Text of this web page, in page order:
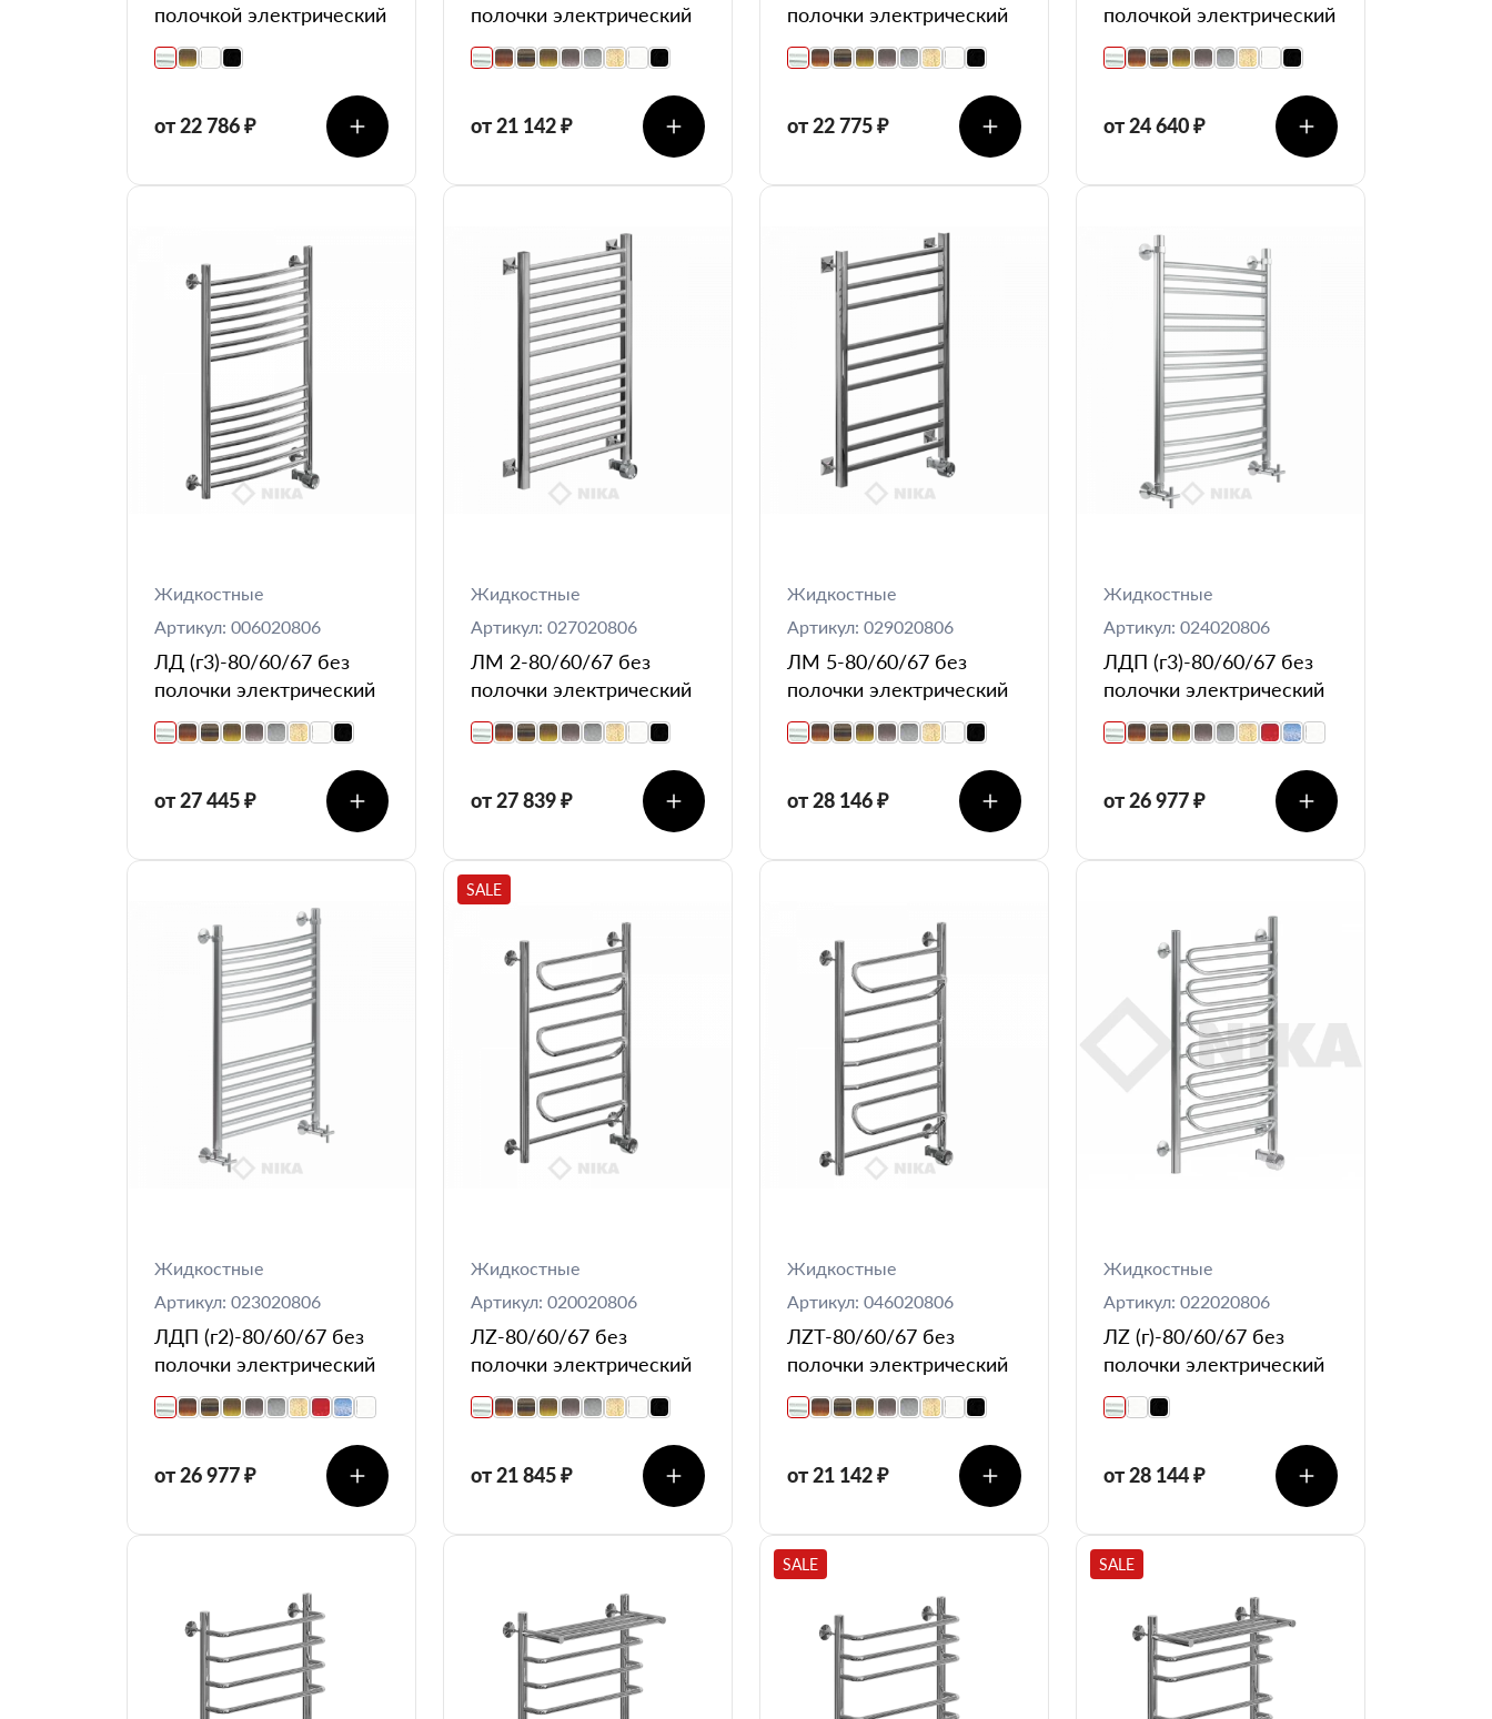
полочкой электрический
от 22 786 ₽
полочки электрический
от 21 142 ₽
полочки электрический
от 22 775 ₽
полочкой электрический
от 24 640 ₽
Жидкостные
Артикул: 006020806
ЛД (г3)-80/60/67 без
полочки электрический
от 27 445 ₽
Жидкостные
Артикул: 027020806
ЛМ 2-80/60/67 без
полочки электрический
от 27 839 ₽
Жидкостные
Артикул: 029020806
ЛМ 5-80/60/67 без
полочки электрический
от 28 146 ₽
Жидкостные
Артикул: 024020806
ЛДП (г3)-80/60/67 без
полочки электрический
от 26 977 ₽
Жидкостные
Артикул: 023020806
ЛДП (г2)-80/60/67 без
полочки электрический
от 26 977 ₽
SALE
Жидкостные
Артикул: 020020806
ЛZ-80/60/67 без
полочки электрический
от 21 845 ₽
Жидкостные
Артикул: 046020806
ЛZT-80/60/67 без
полочки электрический
от 21 142 ₽
Жидкостные
Артикул: 022020806
ЛZ (г)-80/60/67 без
полочки электрический
от 28 144 ₽
SALE SALE